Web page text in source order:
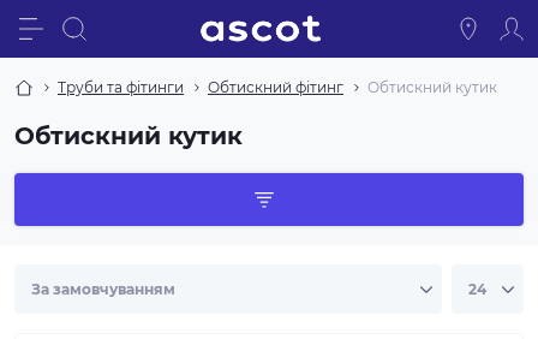
Труби та фітинги Обтискний фітинг Обтискний кутик
Обтискний кутик